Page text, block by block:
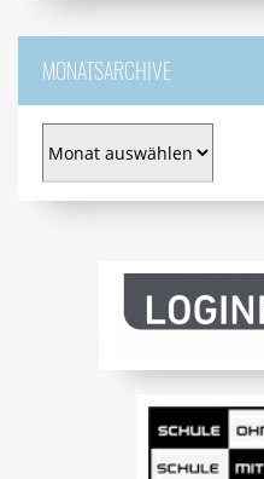
MONATSARCHIVE